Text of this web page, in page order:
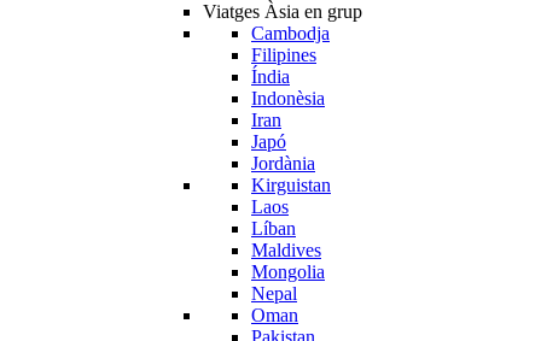
Viatges Àsia en grup
Cambodja
Filipines
Índia
Indonèsia
Iran
Japó
Jordània
Kirguistan
Laos
Líban
Maldives
Mongolia
Nepal
Oman
Pakistan